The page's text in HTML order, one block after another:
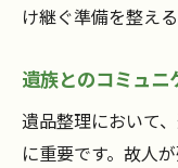
け継ぐ準備を整え
遺族とのコミュニ
遺品整理において
に重要です。故人